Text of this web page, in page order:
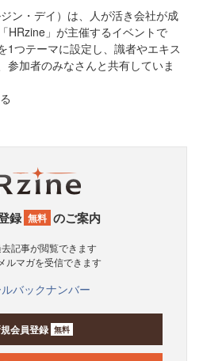
ン・デイ）は、人が活き会社が成
HRzine」が主催するイベントで
1つテーマに設定し、識者やエキス
参加者のみなさんと共有していま
録 無料 のご案内
去記事が閲覧できます
ルマガを受信できます
バックナンバー
会員登録 無料